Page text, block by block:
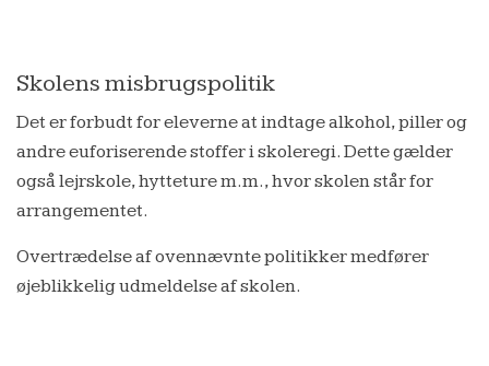
Skolens misbrugspolitik
Det er forbudt for eleverne at indtage alkohol, piller og
andre euforiserende stoffer i skoleregi. Dette gælder
også lejrskole, hytteture m.m., hvor skolen står for
arrangementet.
Overtrædelse af ovennævnte politikker medfører
øjeblikkelig udmeldelse af skolen.